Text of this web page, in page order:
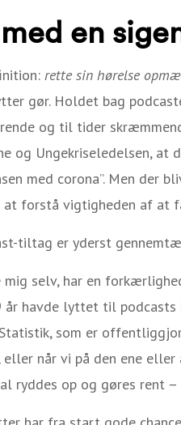
en
rette sin hørelse
gør. Holdet bag
og til tider
og Ungekriseledelsen,
med corona”. Men der
forstå vigtigheden af at
tiltag er yderst
mig selv, har en
havde lyttet til podcasts
som er
eller når vi på den ene
ryddes op og gøres rent